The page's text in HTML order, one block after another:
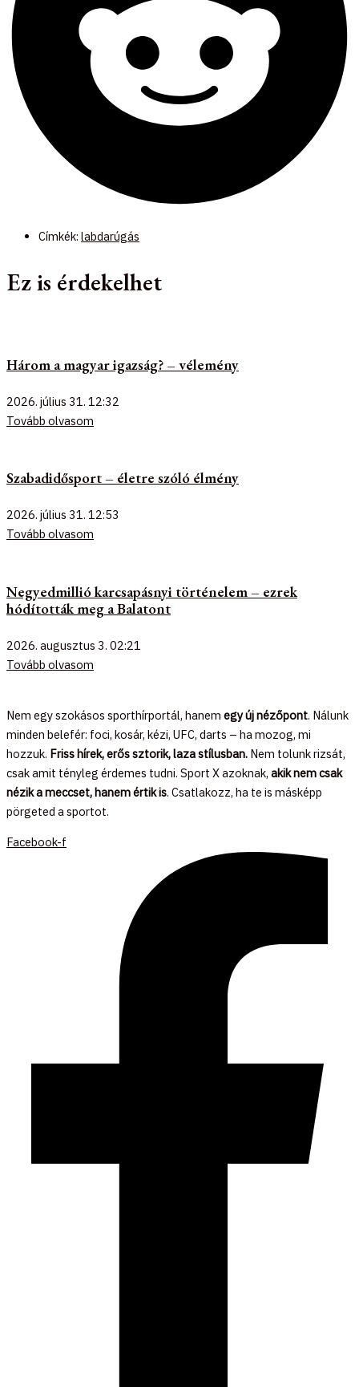
Címkék: labdarúgás
Ez is érdekelhet
Három a magyar igazság? – vélemény
2026. július 31. 12:32
Tovább olvasom
Szabadidősport – életre szóló élmény
2026. július 31. 12:53
Tovább olvasom
Negyedmillió karcsapásnyi történelem – ezrek
hódították meg a Balatont
2026. augusztus 3. 02:21
Tovább olvasom
Nem egy szokásos sporthírportál, hanem egy új nézőpont. Nálunk
minden belefér: foci, kosár, kézi, UFC, darts – ha mozog, mi
hozzuk. Friss hírek, erős sztorik, laza stílusban. Nem tolunk rizsát,
csak amit tényleg érdemes tudni. Sport X azoknak, akik nem csak
nézik a meccset, hanem értik is. Csatlakozz, ha te is másképp
pörgeted a sportot.
Facebook-f